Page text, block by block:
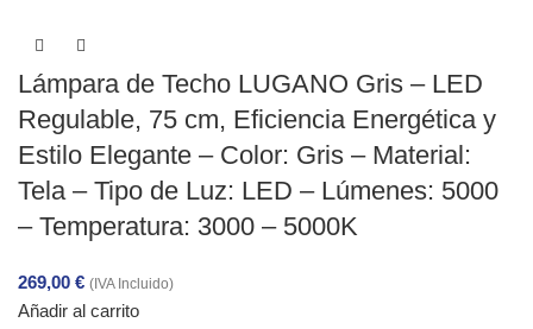
Lámpara de Techo LUGANO Gris – LED
Regulable, 75 cm, Eficiencia Energética y
Estilo Elegante – Color: Gris – Material:
Tela – Tipo de Luz: LED – Lúmenes: 5000
– Temperatura: 3000 – 5000K
269,00 € (IVA Incluido)
Añadir al carrito